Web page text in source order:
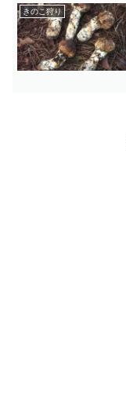
きのこ狩り